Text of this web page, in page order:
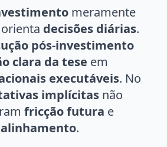
meramente
decisões diárias.
pós-investimento
clara da tese em
executáveis. No
implícitas não
fricção futura e
alinhamento.